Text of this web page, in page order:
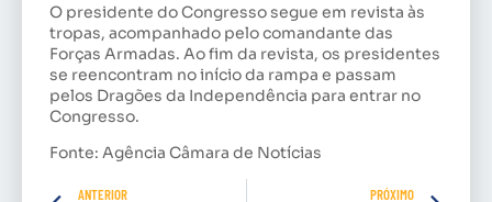
O presidente do Congresso segue em revista às
tropas, acompanhado pelo comandante das
Forças Armadas. Ao fim da revista, os presidentes
se reencontram no início da rampa e passam
pelos Dragões da Independência para entrar no
Congresso.
Fonte: Agência Câmara de Notícias
ANTERIOR PRÓXIMO